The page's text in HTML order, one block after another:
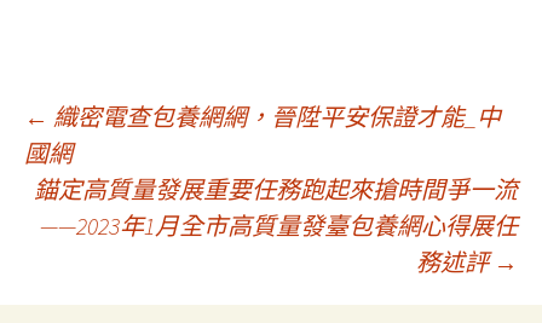
文
章
導
← 織密電查包養網網，晉陞平安保證才能_中
國網
錨定高質量發展重要任務跑起來搶時間爭一流
——2023年1月全市高質量發臺包養網心得展任
務述評 →